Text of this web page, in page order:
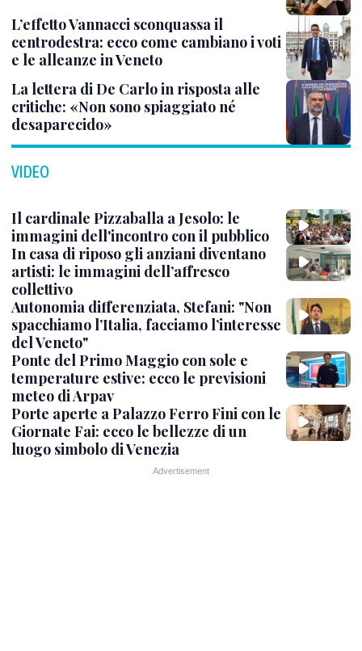
L’effetto Vannacci sconquassa il
centrodestra: ecco come cambiano i voti
e le alleanze in Veneto
La lettera di De Carlo in risposta alle
critiche: «Non sono spiaggiato né
desaparecido»
VIDEO
Il cardinale Pizzaballa a Jesolo: le
immagini dell'incontro con il pubblico
In casa di riposo gli anziani diventano
artisti: le immagini dell’affresco
collettivo
Autonomia differenziata, Stefani: "Non
spacchiamo l’Italia, facciamo l’interesse
del Veneto"
Ponte del Primo Maggio con sole e
temperature estive: ecco le previsioni
meteo di Arpav
Porte aperte a Palazzo Ferro Fini con le
Giornate Fai: ecco le bellezze di un
luogo simbolo di Venezia